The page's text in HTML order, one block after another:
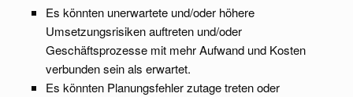
Es könnten unerwartete und/oder höhere
Umsetzungsrisiken auftreten und/oder
Geschäftsprozesse mit mehr Aufwand und Kosten
verbunden sein als erwartet.
Es könnten Planungsfehler zutage treten oder